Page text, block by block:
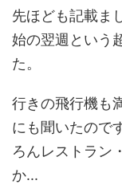
先ほども記載ま
始の翌週という
た。
行きの飛行機も
にも聞いたので
ろんレストラン
か...